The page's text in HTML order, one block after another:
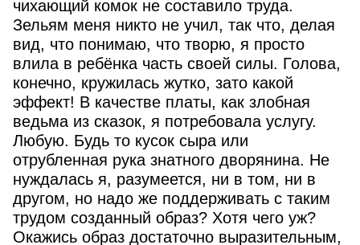
чихающий комок не составило труда.
Зельям меня никто не учил, так что, делая
вид, что понимаю, что творю, я просто
влила в ребёнка часть своей силы. Голова,
конечно, кружилась жутко, зато какой
эффект! В качестве платы, как злобная
ведьма из сказок, я потребовала услугу.
Любую. Будь то кусок сыра или
отрубленная рука знатного дворянина. Не
нуждалась я, разумеется, ни в том, ни в
другом, но надо же поддерживать с таким
трудом созданный образ? Хотя чего уж?
Окажись образ достаточно выразительным,